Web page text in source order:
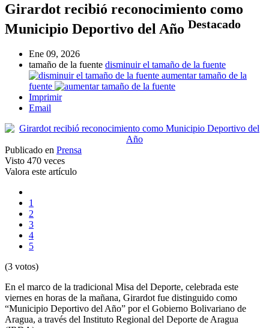
Girardot recibió reconocimiento como
Municipio Deportivo del Año Destacado
Ene 09, 2026
tamaño de la fuente disminuir el tamaño de la fuente
aumentar tamaño de la
fuente
Imprimir
Email
Publicado en Prensa
Visto 470 veces
Valora este artículo
1
2
3
4
5
(3 votos)
En el marco de la tradicional Misa del Deporte, celebrada este
viernes en horas de la mañana, Girardot fue distinguido como
“Municipio Deportivo del Año” por el Gobierno Bolivariano de
Aragua, a través del Instituto Regional del Deporte de Aragua